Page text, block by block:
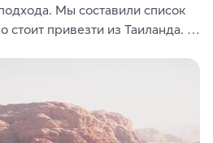
Мы составили список
стоит привезти из Таиланда.
предметы интерьера